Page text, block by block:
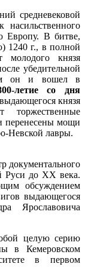
средневековой
Европу. В битве,
1240 г., в полной
молодого князя
убедительной
он и вошел в
летие со дня
князя
перенесены мощи
Невской лавры.
документального
Руси до ХХ века.
обсуждением
выдающегося
Ярославовича
целую серию
в Кемеровском
в первом